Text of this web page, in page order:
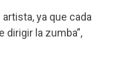
ya que cada
dirigir la zumba”,